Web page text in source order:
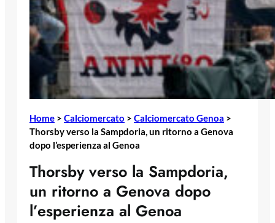
Home > Calciomercato > Calciomercato Genoa >
Thorsby verso la Sampdoria, un ritorno a Genova
dopo l’esperienza al Genoa
Thorsby verso la Sampdoria,
un ritorno a Genova dopo
l’esperienza al Genoa